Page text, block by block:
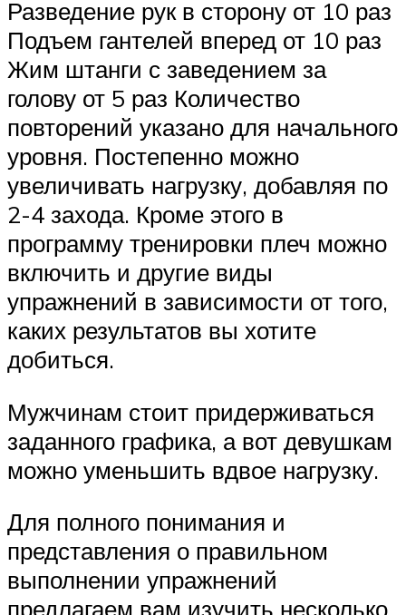
Разведение рук в сторону от 10 раз
Подъем гантелей вперед от 10 раз
Жим штанги с заведением за
голову от 5 раз Количество
повторений указано для начального
уровня. Постепенно можно
увеличивать нагрузку, добавляя по
2-4 захода. Кроме этого в
программу тренировки плеч можно
включить и другие виды
упражнений в зависимости от того,
каких результатов вы хотите
добиться.
Мужчинам стоит придерживаться
заданного графика, а вот девушкам
можно уменьшить вдвое нагрузку.
Для полного понимания и
представления о правильном
выполнении упражнений
предлагаем вам изучить несколько